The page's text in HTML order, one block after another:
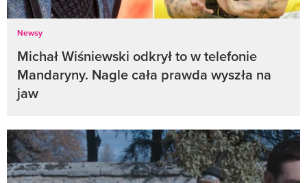
Newsy
Michał Wiśniewski odkrył to w telefonie
Mandaryny. Nagle cała prawda wyszła na
jaw